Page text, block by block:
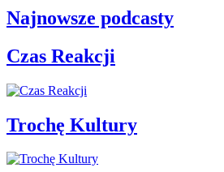
Najnowsze podcasty
Czas Reakcji
Trochę Kultury